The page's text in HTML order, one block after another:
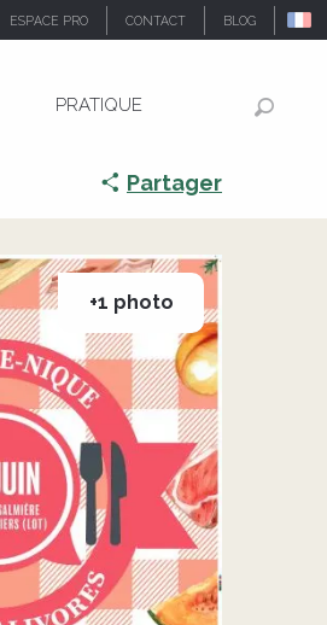
ESPACE PRO CONTACT BLOG
PRATIQUE
Partager
+1 photo